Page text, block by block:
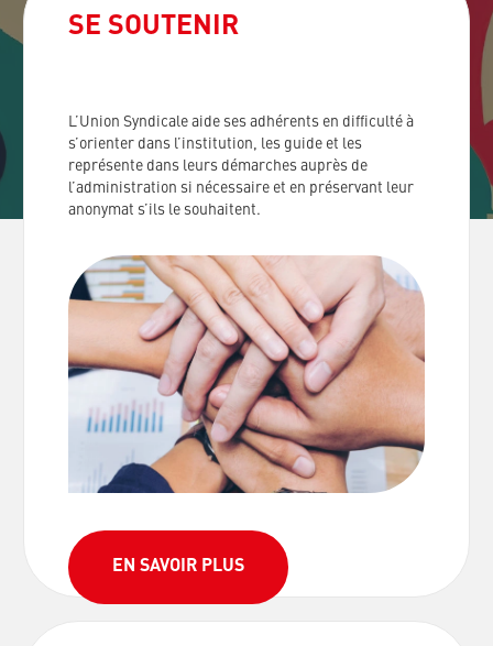
SE SOUTENIR
L’Union Syndicale aide ses adhérents en difficulté à
s’orienter dans l’institution, les guide et les
représente dans leurs démarches auprès de
l’administration si nécessaire et en préservant leur
anonymat s’ils le souhaitent.
EN SAVOIR PLUS